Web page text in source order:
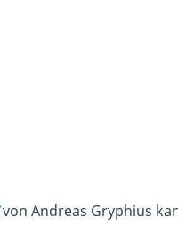
von Andreas Gryphius